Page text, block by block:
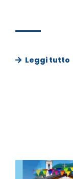
Leggi tutto